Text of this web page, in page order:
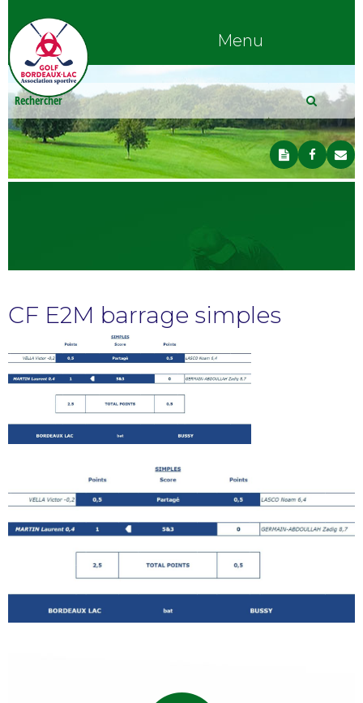
Menu
CF E2M barrage simples